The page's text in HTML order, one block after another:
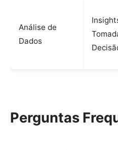
Análise de
Dados
Perguntas